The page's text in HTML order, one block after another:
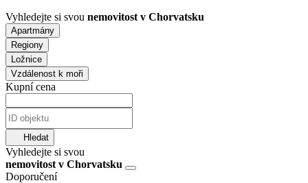
Vyhledejte si svou nemovitost v Chorvatsku
Apartmány
Regiony
Ložnice
Vzdálenost k moři
Kupní cena
Hledat
Vyhledejte si svou
nemovitost v Chorvatsku
Doporučení